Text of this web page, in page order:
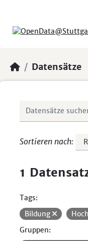
Datensätze
Sortieren nach
1
Tags:
Bildung
Gruppen: